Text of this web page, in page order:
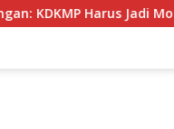
Desa Berbasis Potensi